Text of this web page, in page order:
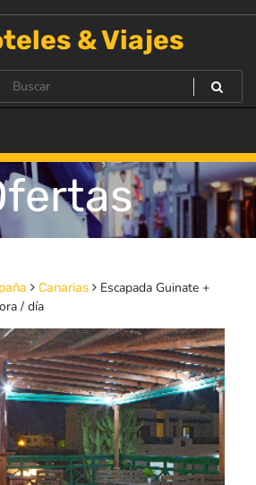
& Viajes
Canarias
Escapada Guinate +
/ día